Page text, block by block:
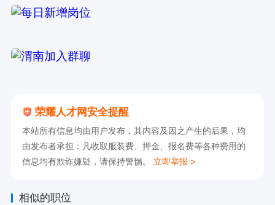
荣耀人才网安全提醒
本站所有信息均由用户发布，其内容及因之产生的后果，均
由发布者承担；凡收取服装费、押金、报名费等各种费用的
信息均有欺诈嫌疑，请保持警惕。 立即举报 >
相似的职位